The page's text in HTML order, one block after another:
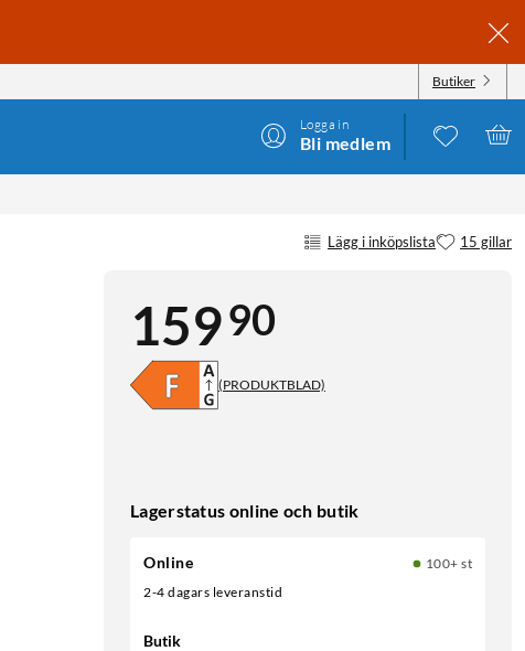
Butiker
Logga in
Bli medlem
Lägg i inköpslista 15 gillar
15990
(PRODUKTBLAD)
Lagerstatus online och butik
Online
100+ st
2-4 dagars leveranstid
Butik